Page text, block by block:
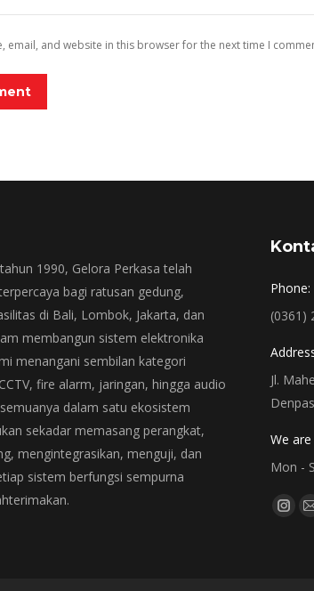
email, and website in this browser for the next time I
1990, Gelora Perkasa telah
bagi ratusan gedung,
di Bali, Lombok, Jakarta, dan
membangun sistem elektronika
menangani sembilan kategori
fire alarm, jaringan, hingga audio
dalam satu ekosistem
sekadar memasang perangkat,
mengintegrasikan, menguji, dan
sistem berfungsi sempurna
Phone:
(0361)
Jl.
We
Mon -
Find us